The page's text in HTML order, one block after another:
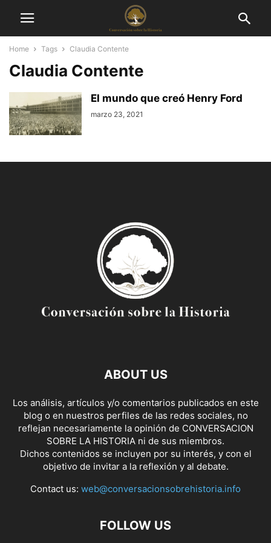
Home Tags Claudia Contente
Claudia Contente
El mundo que creó Henry Ford
marzo 23, 2021
ABOUT US
Los análisis, artículos y/o comentarios publicados en este
blog o en nuestros perfiles de las redes sociales, no
reflejan necesariamente la opinión de CONVERSACION
SOBRE LA HISTORIA ni de sus miembros.
Dichos contenidos se incluyen por su interés, y con el
objetivo de invitar a la reflexión y al debate.
Contact us: web@conversacionsobrehistoria.info
FOLLOW US